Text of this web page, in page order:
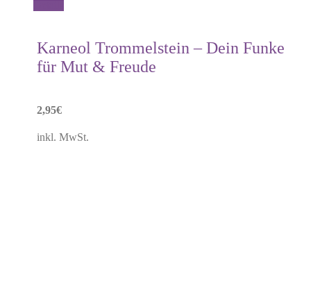
Karneol Trommelstein – Dein Funke
für Mut & Freude
2,95€
inkl. MwSt.